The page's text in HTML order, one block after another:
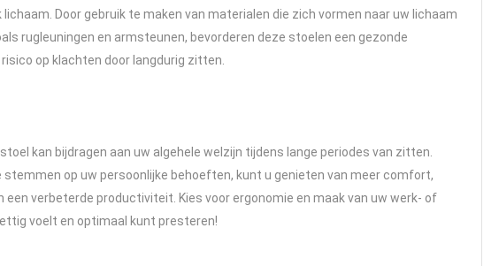
Door gebruik te maken van materialen die zich vormen naar uw lichaam
rugleuningen en armsteunen, bevorderen deze stoelen een gezonde
op klachten door langdurig zitten.
kan bijdragen aan uw algehele welzijn tijdens lange periodes van zitten.
op uw persoonlijke behoeften, kunt u genieten van meer comfort,
een verbeterde productiviteit. Kies voor ergonomie en maak van uw werk- of
voelt en optimaal kunt presteren!